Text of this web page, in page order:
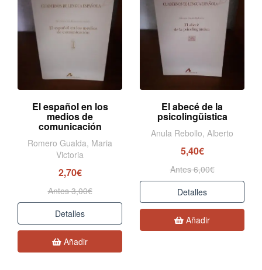
El español en los
medios de
comunicación
Romero Gualda, Maria
Victoria
2,70€
Antes 3,00€
Detalles
Añadir
El abecé de la
psicolingüistica
Anula Rebollo, Alberto
5,40€
Antes 6,00€
Detalles
Añadir